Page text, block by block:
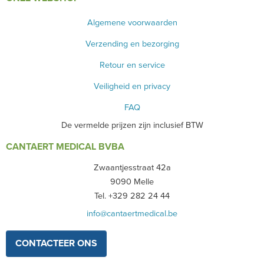
Algemene voorwaarden
Verzending en bezorging
Retour en service
Veiligheid en privacy
FAQ
De vermelde prijzen zijn inclusief BTW
CANTAERT MEDICAL BVBA
Zwaantjesstraat 42a
9090 Melle
Tel. +329 282 24 44
info@cantaertmedical.be
CONTACTEER ONS